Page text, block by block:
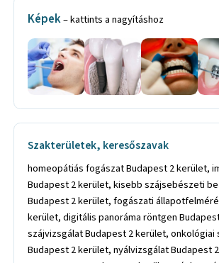
Képek– kattints a nagyításhoz
Szakterületek, keresőszavak
homeopátiás fogászat Budapest 2 kerület, implantológia Budapest 2 kerület, kisebb szájsebészeti beavatkozások Budapest 2 kerület, fogászati állapotfelmérés Budapest 2 kerület, digitális panoráma röntgen Budapest 2 kerület, szájvizsgálat Budapest 2 kerület, onkológiai szűrés Budapest 2 kerület, nyálvizsgálat Budapest 2 kerület, Magnetspace Budapest 2 kerület, góckutatás és diagnosztika Budapest 2 kerület, állkapocs ízületi problémáinak kezelése Budapest 2 kerület, fogszorítás kezelése Budapest 2 kerület, AtlasPROfilax Budapest 2 kerület, Wellness módszer Budapest 2 kerület, gyermekfogászat Budapest 2 kerület, fogorvoslás Budapest 2 kerület, fogcsikorgatás Budapest 2 kerület, fogászati állapotfelmérés és góckutatás Budapest 2 kerület, fájdalommentes fogászat Budapest 2 kerület, fogfehérítés Budapest 2 kerület, fogpótlás Budapest 2 kerület, fogszabályozás Budapest 2 kerület, homeopátiás fogászat Budapest 2 kerület, fog implantátumok Budapest 2 kerület, sirona digitális röntgen Budapest 2 kerület, szájhigiénia Budapest 2 kerület, szájsebészet Budapest 2 kerület, paradontológia Budapest 2 kerület, érzékeny betegcsoportok kezelése Budapest 2 kerület, gyerekfogászat Budapest 2 kerület, homeopata fogszakorvos Budapest 2 kerület, kezelési terv Budapest 2 kerület, kontroll szájvizsgálat Budapest 2 kerület, fogkő eltávolítás Budapest 2 kerület, fogfehérítés Budapest 2 kerület, dentalhigiene Budapest 2 kerület, fogkő eltávolítás Budapest 2 kerület, subgiginális küret Budapest 2 kerület, íny alatti tisztítás Budapest 2 kerület, fényrekötő tömés Budapest 2 kerület, gyökérkezelés Budapest 2 kerület, fogpótlások Budapest 2 kerület, ideiglenes korona Budapest 2 kerület, fémmentes porcelán korona Budapest 2 kerület, cirkon korona Budapest 2 kerület, porcelán héj Budapest 2 kerület, kivehető fogpótlások Budapest 2 kerület, teljes fogsor műanyag fogakkal Budapest 2 kerület, teljes fogsor porcelán fogakkal Budapest 2 kerület, fog javítások Budapest 2 kerület, fog alábélelés Budapest 2 kerület, szájsebészet Budapest 2 kerület, foghúzás Budapest 2 kerület, fog extactio feltárásból Budapest 2 kerület, fogbeültetés Budapest 2 kerület, implantálás Budapest 2 kerület, fog dentis implantálás Budapest 2 kerület, fog implantátum felépítmény Budapest 2 kerület, általános fogászat Budapest 2 kerület, amalgám csere Budapest 2 kerület, amalgámtömés cseréje Budapest 2 kerület, ambuláns fogászati ellátás Budapest 2 kerület, barázdazárás Budapest 2 kerület, beragasztott fogpótlás Budapest 2 kerület, bölcsességfog ellátása Budapest 2 kerület, bölcsességfog eltávolítás Budapest 2 kerület, cirkon korona Budapest 2 kerület, cirkon pótlás Budapest 2 kerület, cirkónium korona Budapest 2 kerület, csapos fog Budapest 2 kerület, érzékeny fogfelszín kezelés Budapest 2 kerület, esztétikai fogászat Budapest 2 kerület, esztétikai fogpótlás Budapest 2 kerület, esztétikai fogszabályozás Budapest 2 kerület, esztétikai fogtömés Budapest 2 kerület, esztétikai pótlás Budapest 2 kerület, esztétikai tömés Budapest 2 kerület, esztétikus fogpótlás Budapest 2 kerület, esztétikus korona Budapest 2 kerület, esztétikus pótlás Budapest 2 kerület, esztétikus tömés Budapest 2 kerület, fájdalommentes fogászat Budapest 2 kerület, fájdalommentes fogászati kezelés Budapest 2 kerület, fehér fog Budapest 2 kerület, fehér tömés Budapest 2 kerület, felnőtt fogászat Budapest 2 kerület, felnőtt fogorvos Budapest 2 kerület, fémmentes esztétikus fogpótlás Budapest 2 kerület, fényrekötő esztétikus tömítés Budapest 2 kerület, fényrekötő tömés Budapest 2 kerület, fogászati magánrendelés Budapest 2 kerület, fogászati magánrendelő Budapest 2 kerület, fogászati rendelés Budapest 2 kerület, fogászati rendelő Budapest 2 kerület, fogászati szakrendelés Budapest 2 kerület, fogfehérítés Budapest 2 kerület, fogfúrás Budapest 2 kerület, foghiány pótlása Budapest 2 kerület, foghúzás Budapest 2 kerület, fogideg kezelés Budapest 2 kerület, fogínygyulladás Budapest 2 kerület, fogínygyulladás kezelés Budapest 2 kerület, fogkőeltávolítás Budapest 2 kerület, fogkorrekció Budapest 2 kerület, fogkőtelenítés Budapest 2 kerület, fognyaki érzékenység kezelése Budapest 2 kerület, fogorvosi ellátás Budapest 2 kerület, fogorvosi kezelés Budapest 2 kerület, fogorvosi rendelés Budapest 2 kerület, fogorvosi szakellátás Budapest 2 kerület, fogpótlás Budapest 2 kerület, fogprotézis Budapest 2 kerület, fogprotézis készítés Budapest 2 kerület, fogsor Budapest 2 kerület, fogsorjavítás Budapest 2 kerület, fogsorkészítés Budapest 2 kerület, fogszakorvosi ellátás Budapest 2 kerület, fogtömés csere Budapest 2 kerület, gyökérkezelés Budapest 2 kerület, kismama fogászat Budapest 2 kerület, teljes körű fogászati ellátás Budapest 2 kerület, háromdimenziós digitális röntgenleképezés Budapest 2 kerület, gyermekfogászat Budapest 2 kerület, gyökérkezelés Budapest 2 kerület, gyökértömés Budapest 2 kerület, amalgám tömések cseréje Budapest 2 kerület, esztétikus tömések Budapest 2 kerület, fogkorona 2 kerület, fogkozmetika 2 kerület, fogkő-eltávolítás 2 kerület, fogkőeltávolítás 2 kerület, fogkőtelenítés 2 kerület, fogmegtartó kezelés 2 kerület, fogorvosi rendelés 2 kerület, fogorvosi rendelő 2 kerület, fogpótlás 2 kerület, fogpótlástan 2 kerület, fogprotézis 2 kerület, fogprotézis készítés 2 kerület, fogröntgen 2 kerület, fogszabályozás 2 kerület, fogszabályozó kezelés 2 kerület, fogszabályzó 2 kerület, fogtechnikai labor 2 kerület, fogtechnikai laboratórium 2 kerület, fogtechnikai munka 2 kerület, fogtömés 2 kerület, gyerekfogászat 2 kerület, gyermek fogorvosi rendelés 2 kerület, gyermek fogszabályozás 2 kerület, gyermekfogászat 2 kerület, gyökérkezelés 2 kerület, gyökértömés 2 kerület, ideiglenes fogtömés 2 kerület, implantációs fog 2 kerület, implantálás 2 kerület, implantátum 2 kerület, implantátum beültetés 2 kerület, implantátum minőségellenőrzés 2 kerület, implantátum pótlás 2 kerület, implantátumos fogmű 2 kerület, implantológia 2 kerület, intraorális diagnosztika 2 kerület, kerámia korona 2 kerület, kerámia protézis 2 kerület, kezelés altatásban 2 kerület, kivehető fogpótlás 2 kerület, kivehető fogszabályzó 2 kerület, konzerváló fogászat 2 kerület, nemesfém fogpótlás 2 kerület, öntött fogkorona 2 kerület, plasztikus fogtömés 2 kerület, prevenciós program 2 kerület, prevenciós tanácsadás 2 kerület, professzionális fogfehérítés 2 kerület, protézis 2 kerület, ragasztott fogszabályzó 2 kerület, részleges protetika 2 kerület, rögzített fogszabályzó 2 kerület, röntgenanalitika 2 kerület, röntgendiagnosztika 2 kerület, szájhigiéné 2 kerület, szájhigiénés kezelés 2 kerület, szájhigiénés tanácsadás 2 kerület, szájhigiénia 2 kerület, szájhigiéniás kezelés 2 kerület, szájsebészeti ellátás 2 kerület, szájsebészeti kezelés 2 kerület, szájsebészeti kisműtét 2 kerület, szájsebészeti műtét 2 kerület, tejfogszuvasodás kezelés 2 kerület, teljes fogpótlás 2 kerület, teljes fogprotézis 2 kerület, teljes körű fogászati ellátás 2 kerület, teljes protetika 2 kerület, ultrahangos fogkő-eltávolítás 2 kerület, ultrahangos fogkőeltávolítás 2 kerület, esztétikai fogászati kezelés 2 kerület, esztétikai fogpótlás 2 kerület, esztétikai fogtömés 2 kerület, esztétikai pótlás 2 kerület, fájdalommentes fogászat 2 kerület, fájdalommentes fogászati ellátás 2 kerület, fájdalommentes fogászati kezelés 2 kerület, fájdalommentes fogorvosi kezelés 2 kerület, fájdalommentes kezelés 2 kerület, fájdalommentes kezelés ózonnal 2 kerület, felnőtt fogszabályozás 2 kerület, fém fogszabályzó 2 kerület, fémkerámia korona 2 kerület, fémlemezes fogpótlás 2 kerület, fémváz nélküli fogpótlás 2 kerület, fémvázas